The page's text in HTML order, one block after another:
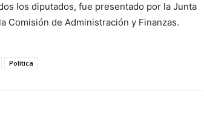
los diputados, fue presentado por la Junta
Comisión de Administración y Finanzas.
Política